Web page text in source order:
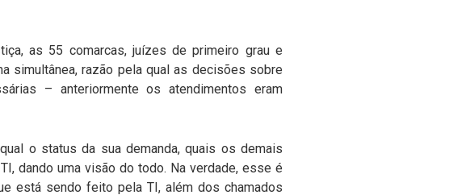
as 55 comarcas, juízes de primeiro grau e
simultânea, razão pela qual as decisões sobre
– anteriormente os atendimentos eram
o status da sua demanda, quais os demais
dando uma visão do todo. Na verdade, esse é
está sendo feito pela TI, além dos chamados